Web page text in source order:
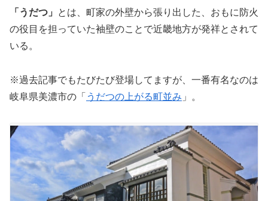
「うだつ」
とは、町家の外壁から張り出した、おもに防火
の役目を担っていた袖壁のことで近畿地方が発祥とされて
いる。
※過去記事でもたびたび登場してますが、一番有名なのは
岐阜県美濃市の「 うだつの上がる町並み 」。